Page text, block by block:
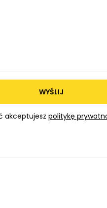
WYŚLIJ
akceptujesz politykę